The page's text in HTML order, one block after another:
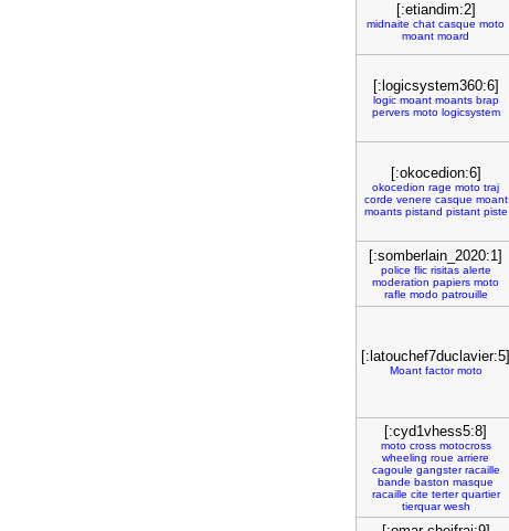
[:etiandim:2]
midnaite chat casque moto
moant moard
[:logicsystem360:6]
logic moant moants brap
pervers moto logicsystem
[:okocedion:6]
okocedion rage moto traj
corde venere casque moant
moants pistand pistant piste
[:somberlain_2020:1]
police flic risitas alerte
moderation papiers moto
rafle modo patrouille
[:latouchef7duclavier:5]
Moant factor moto
[:cyd1vhess5:8]
moto cross motocross
wheeling roue arriere
cagoule gangster racaille
bande baston masque
racaille cite terter quartier
tierquar wesh